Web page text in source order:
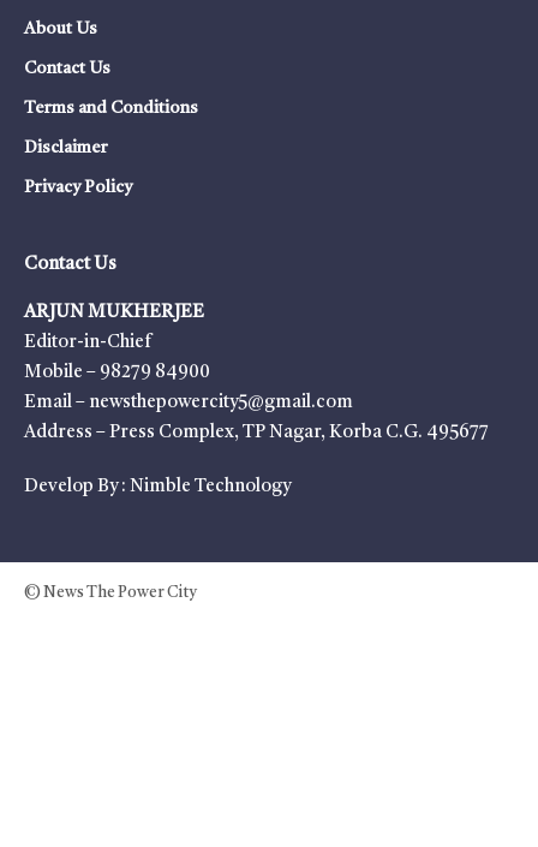
About Us
Contact Us
Terms and Conditions
Disclaimer
Privacy Policy
Contact Us
ARJUN MUKHERJEE
Editor-in-Chief
Mobile – 98279 84900
Email – newsthepowercity5@gmail.com
Address – Press Complex, TP Nagar, Korba C.G. 495677
Develop By : Nimble Technology
© News The Power City